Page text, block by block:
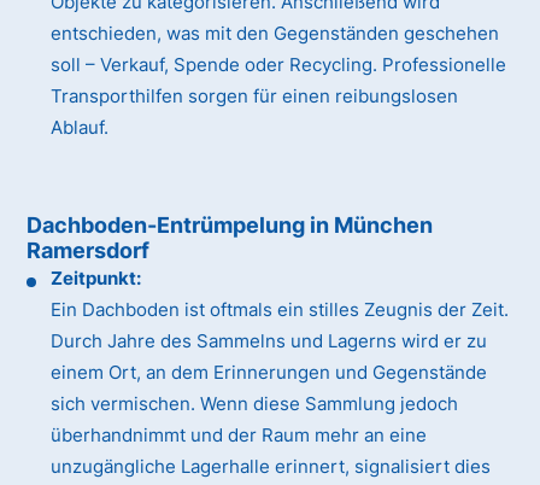
entschieden, was mit den Gegenständen geschehen
soll – Verkauf, Spende oder Recycling. Professionelle
Transporthilfen sorgen für einen reibungslosen
Ablauf.
Dachboden-Entrümpelung in München
Ramersdorf
Zeitpunkt:
Ein Dachboden ist oftmals ein stilles Zeugnis der Zeit.
Durch Jahre des Sammelns und Lagerns wird er zu
einem Ort, an dem Erinnerungen und Gegenstände
sich vermischen. Wenn diese Sammlung jedoch
überhandnimmt und der Raum mehr an eine
unzugängliche Lagerhalle erinnert, signalisiert dies